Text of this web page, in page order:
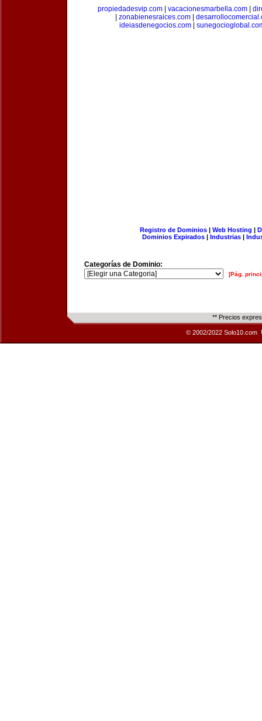
propiedadesvip.com
vacacionesmarbella.com
zonabienesraices.com
ideiasdenegocios.com|
Registro de Dominios| Web Hosting |
Dominios Expirados | Industrias |
Categorías de Dominio:
[Pág.
** Precios
© 2002/2022 Solo10.com